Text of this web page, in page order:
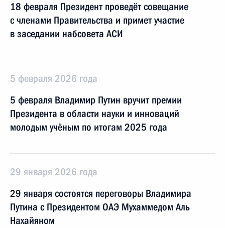
18 февраля Президент проведёт совещание
с членами Правительства и примет участие
в заседании набсовета АСИ
5 февраля 2026 года
5 февраля Владимир Путин вручит премии
Президента в области науки и инноваций
молодым учёным по итогам 2025 года
29 января 2026 года
29 января состоятся переговоры Владимира
Путина с Президентом ОАЭ Мухаммедом Аль
Нахайяном